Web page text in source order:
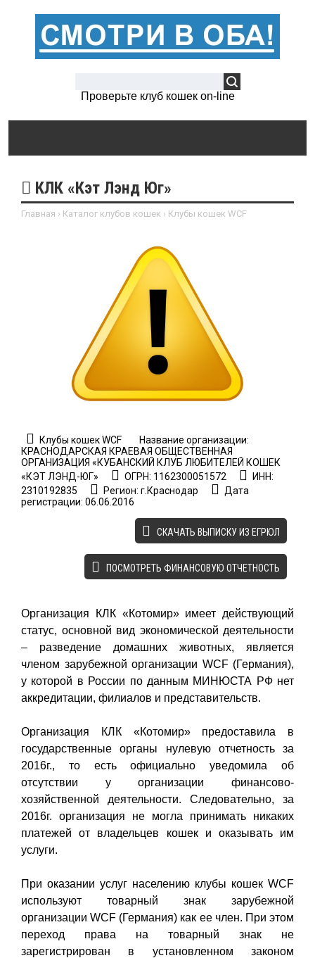
Проверьте клуб кошек on-line
КЛК «Кэт Лэнд Юг»
Главная › Каталог клубов кошек › Клубы кошек WCF
Клубы кошек WCF
Название организации:
КРАСНОДАРСКАЯ КРАЕВАЯ ОБЩЕСТВЕННАЯ
ОРГАНИЗАЦИЯ «КУБАНСКИЙ КЛУБ ЛЮБИТЕЛЕЙ КОШЕК
«КЭТ ЛЭНД-ЮГ»
ОГРН: 1162300051572
ИНН:
2310192835
Регион: г.Краснодар
Дата
регистрации: 06.06.2016
CКАЧАТЬ ВЫПИСКУ ИЗ ЕГРЮЛ
ПОСМОТРЕТЬ ФИНАНСОВУЮ ОТЧЕТНОСТЬ
Организация КЛК «Котомир» имеет действующий
статус, основной вид экономической деятельности
– разведение домашних животных, является
членом зарубежной организации WCF (Германия),
у которой в России по данным МИНЮСТА РФ нет
аккредитации, филиалов и представительств.
Организация КЛК «Котомир» предоставила в
государственные органы нулевую отчетность за
2016г., то есть официально уведомила об
отсутствии у организации финансово-
хозяйственной деятельности. Следовательно, за
2016г. организация не могла принимать никаких
платежей от владельцев кошек и оказывать им
услуги.
При оказании услуг населению клубы кошек WCF
используют товарный знак зарубежной
организации WCF (Германия) как ее член. При этом
переход права на товарный знак не
зарегистрирован в установленном законом